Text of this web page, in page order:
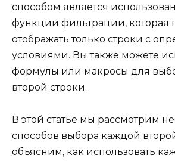
способом является
функции фильтрации, которая
отображать только строки с
условиями. Вы также можете
формулы или макросы для
второй строки.
В этой статье мы рассмотрим
способов выбора каждой
объясним, как использовать